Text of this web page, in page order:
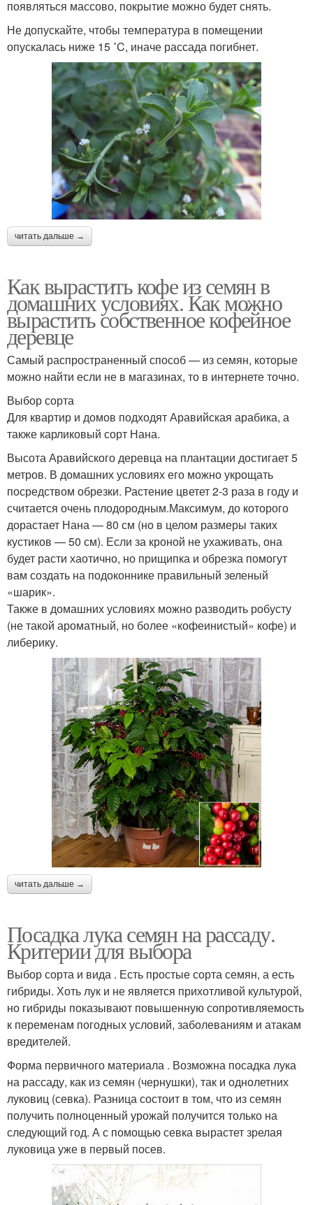
появляться массово, покрытие можно будет снять.
Не допускайте, чтобы температура в помещении
опускалась ниже 15 ˚C, иначе рассада погибнет.
читать дальше →
Как вырастить кофе из семян в
домашних условиях. Как можно
вырастить собственное кофейное
деревце
Самый распространенный способ — из семян, которые
можно найти если не в магазинах, то в интернете точно.
Выбор сорта
Для квартир и домов подходят Аравийская арабика, а
также карликовый сорт Нана.
Высота Аравийского деревца на плантации достигает 5
метров. В домашних условиях его можно укрощать
посредством обрезки. Растение цветет 2-3 раза в году и
считается очень плодородным.Максимум, до которого
дорастает Нана — 80 см (но в целом размеры таких
кустиков — 50 см). Если за кроной не ухаживать, она
будет расти хаотично, но прищипка и обрезка помогут
вам создать на подоконнике правильный зеленый
«шарик».
Также в домашних условиях можно разводить робусту
(не такой ароматный, но более «кофеинистый» кофе) и
либерику.
читать дальше →
Посадка лука семян на рассаду.
Критерии для выбора
Выбор сорта и вида . Есть простые сорта семян, а есть
гибриды. Хоть лук и не является прихотливой культурой,
но гибриды показывают повышенную сопротивляемость
к переменам погодных условий, заболеваниям и атакам
вредителей.
Форма первичного материала . Возможна посадка лука
на рассаду, как из семян (чернушки), так и однолетних
луковиц (севка). Разница состоит в том, что из семян
получить полноценный урожай получится только на
следующий год. А с помощью севка вырастет зрелая
луковица уже в первый посев.